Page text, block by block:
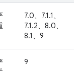
7.0、7.1.1、
7.1.2、8.0、
8.1、9
9